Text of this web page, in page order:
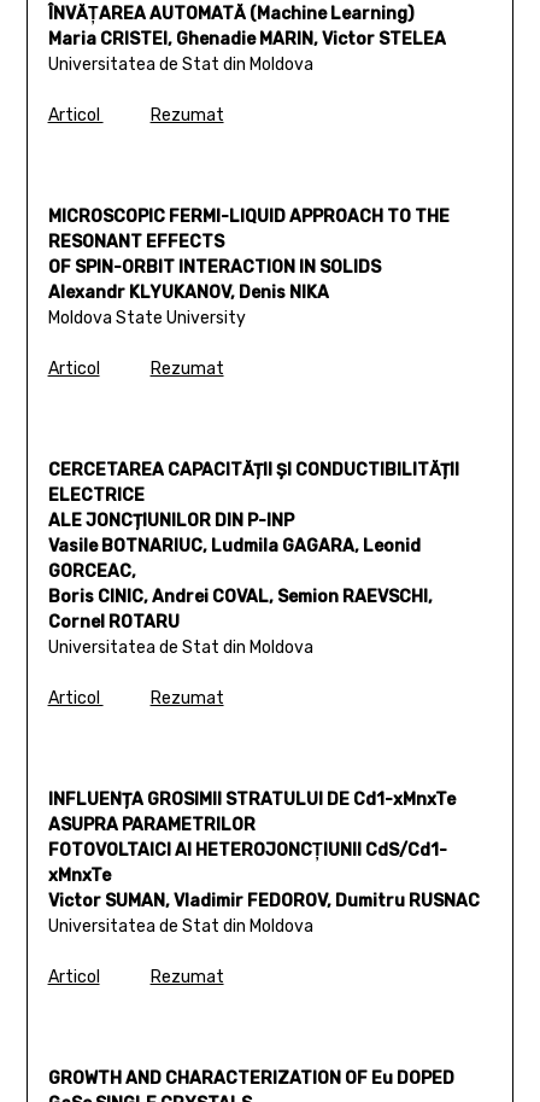
ÎNVĂŢAREA AUTOMATĂ (Machine Learning)
Maria CRISTEI, Ghenadie MARIN, Victor STELEA
Universitatea de Stat din Moldova
Articol Rezumat
MICROSCOPIC FERMI-LIQUID APPROACH TO THE
RESONANT EFFECTS
OF SPIN-ORBIT INTERACTION IN SOLIDS
Alexandr KLYUKANOV, Denis NIKA
Moldova State University
Articol Rezumat
CERCETAREA CAPACITĂȚII ȘI CONDUCTIBILITĂȚII
ELECTRICE
ALE JONCȚIUNILOR DIN P-INP
Vasile BOTNARIUC, Ludmila GAGARA, Leonid
GORCEAC,
Boris CINIC, Andrei COVAL, Semion RAEVSCHI,
Cornel ROTARU
Universitatea de Stat din Moldova
Articol Rezumat
INFLUENȚA GROSIMII STRATULUI DE Cd1-xMnxTe
ASUPRA PARAMETRILOR
FOTOVOLTAICI AI HETEROJONCŢIUNII CdS/Cd1-
xMnxTe
Victor SUMAN, Vladimir FEDOROV, Dumitru RUSNAC
Universitatea de Stat din Moldova
Articol Rezumat
GROWTH AND CHARACTERIZATION OF Eu DOPED